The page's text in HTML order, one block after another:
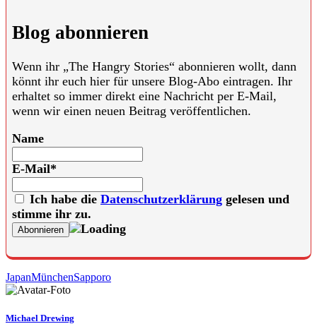
Blog abonnieren
Wenn ihr „The Hangry Stories“ abonnieren wollt, dann
könnt ihr euch hier für unsere Blog-Abo eintragen. Ihr
erhaltet so immer direkt eine Nachricht per E-Mail,
wenn wir einen neuen Beitrag veröffentlichen.
Name
E-Mail*
Ich habe die Datenschutzerklärung gelesen und
stimme ihr zu.
JapanMünchenSapporo
Michael Drewing